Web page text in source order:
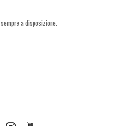
sempre a disposizione.